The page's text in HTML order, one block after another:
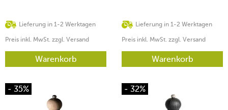
Lieferung in 1-2 Werktagen
Preis inkl. MwSt. zzgl. Versand
Warenkorb
Lieferung in 1-2 Werktagen
Preis inkl. MwSt. zzgl. Versand
Warenkorb
- 35% - 32%